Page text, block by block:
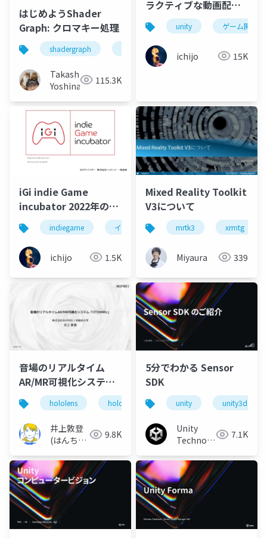
はじめようShader
Graph: クロマキー処理
shadergraph madewithunity ar_fukuoka
Takashi
Yoshinaga 115.3K
ラクティブな動画配信
を最短実装！
unity ゲーム開発
ichijo 15K
iGi indie Game
incubator 2022年の第
二期募集について
indiegame インディーゲーム ゲーム開発
ichijo 1.5K
Mixed Reality Toolkit
V3について
mrtk3 xrmtg
Miyaura 339
音場のリアルタイム
AR/MR可視化システム
「OTOMIRU」の話
hololens hololens2 mixedreality mr
井上敦登
(はんちょ
9.8K
5分でわかる Sensor
SDK
unity unity3d
Unity
Technologies 7.1K